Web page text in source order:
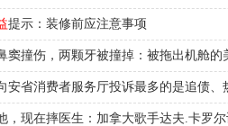
提示：装修前应注意事项
窦撞伤，两颗牙被撞掉：被拖出机舱的
安省消费者服务厅投诉最多的是追债、
，现在摔医生：加拿大歌手达夫.卡罗